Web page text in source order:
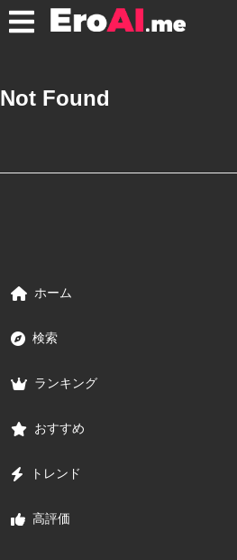
Not Found
ホーム
検索
ランキング
おすすめ
トレンド
高評価